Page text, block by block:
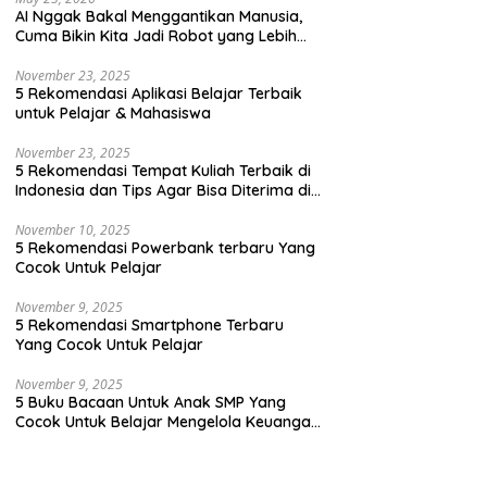
AI Nggak Bakal Menggantikan Manusia,
Cuma Bikin Kita Jadi Robot yang Lebih
November 23, 2025
5 Rekomendasi Aplikasi Belajar Terbaik
untuk Pelajar & Mahasiswa
November 23, 2025
5 Rekomendasi Tempat Kuliah Terbaik di
Indonesia dan Tips Agar Bisa Diterima di
November 10, 2025
5 Rekomendasi Powerbank terbaru Yang
Cocok Untuk Pelajar
November 9, 2025
5 Rekomendasi Smartphone Terbaru
Yang Cocok Untuk Pelajar
November 9, 2025
5 Buku Bacaan Untuk Anak SMP Yang
Cocok Untuk Belajar Mengelola Keuangan